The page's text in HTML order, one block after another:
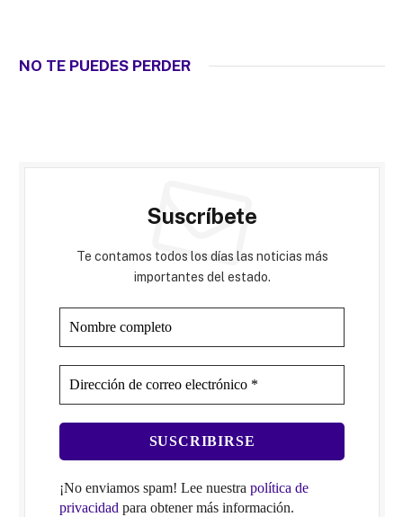
NO TE PUEDES PERDER
Suscríbete
Te contamos todos los días las noticias más
importantes del estado.
¡No enviamos spam! Lee nuestra política de
privacidadpara obtener más información.